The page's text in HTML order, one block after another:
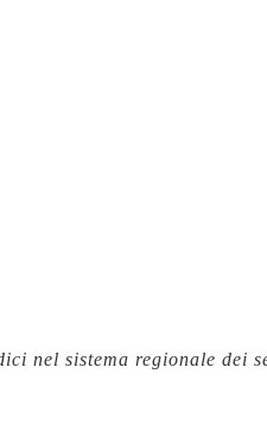
nel sistema regionale dei